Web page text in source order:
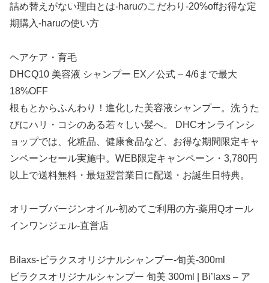
詰め替えがない理由とは-haruのこだわり-20%offお得な定
期購入-haruの使い方
ヘアケア・育毛
DHCQ10 美容液 シャンプー EX／公式 – 4/6まで最大
18%OFF
根もとからふんわり！進化した美容液シャンプー。洗うた
びにハリ・コシのある若々しい髪へ。 DHCオンラインシ
ョップでは、化粧品、健康食品など、お得な期間限定キャ
ンペーンセール実施中。WEB限定キャンペーン・3,780円
以上で送料無料・最短翌営業日に配送・お誕生日特典。
オリーブバージンオイル-初めてご利用の方-薬用Qオール
インワンジェル-直営店
Bilaxs-ビラクスオリジナルシャンプー-旬美-300ml
ビラクスオリジナルシャンプー 旬美 300ml | Bi’laxs – ア